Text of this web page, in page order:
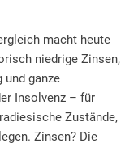
macht heute
niedrige Zinsen,
und ganze
Insolvenz – für
Zustände,
Zinsen? Die